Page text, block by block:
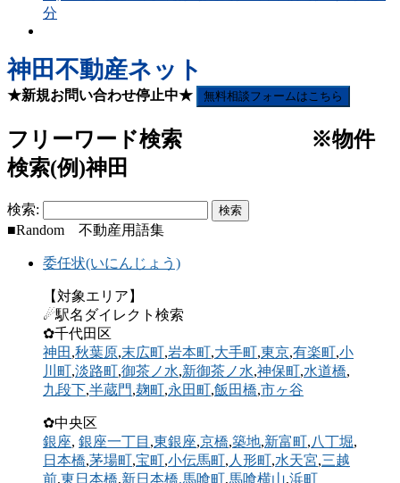
分
神田不動産ネット
★新規お問い合わせ停止中★ 無料相談フォームはこちら
フリーワード検索 ※物件
検索(例)神田
検索:
■Random 不動産用語集
委任状(いにんじょう)
【対象エリア】
☄駅名ダイレクト検索
✿千代田区
神田 ,秋葉原,末広町,岩本町,大手町,東京,有楽町,小
川町,淡路町,御茶ノ水,新御茶ノ水,神保町,水道橋,
九段下,半蔵門,麹町,永田町,飯田橋,市ヶ谷
✿中央区
銀座, 銀座一丁目 ,東銀座,京橋,築地,新富町,八丁堀,
日本橋,茅場町,宝町,小伝馬町, 人形町,水天宮,三越
前,東日本橋,新日本橋,馬喰町,馬喰横山,浜町